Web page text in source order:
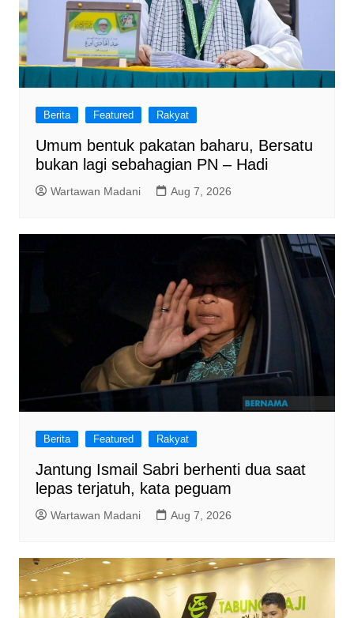
Berita Featured Rakyat
Umum bentuk pakatan baharu, Bersatu
bukan lagi sebahagian PN – Hadi
Wartawan Madani Aug 7, 2026
Berita Featured Rakyat
Jantung Ismail Sabri berhenti dua saat
lepas terjatuh, kata peguam
Wartawan Madani Aug 7, 2026